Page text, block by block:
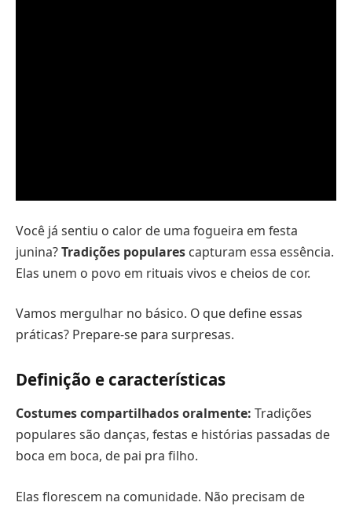
Você já sentiu o calor de uma fogueira em festa
junina?Tradições populares capturam essa essência.
Elas unem o povo em rituais vivos e cheios de cor.
Vamos mergulhar no básico. O que define essas
práticas? Prepare-se para surpresas.
Definição e características
Costumes compartilhados oralmente: Tradições
populares são danças, festas e histórias passadas de
boca em boca, de pai pra filho.
Elas florescem na comunidade. Não precisam de